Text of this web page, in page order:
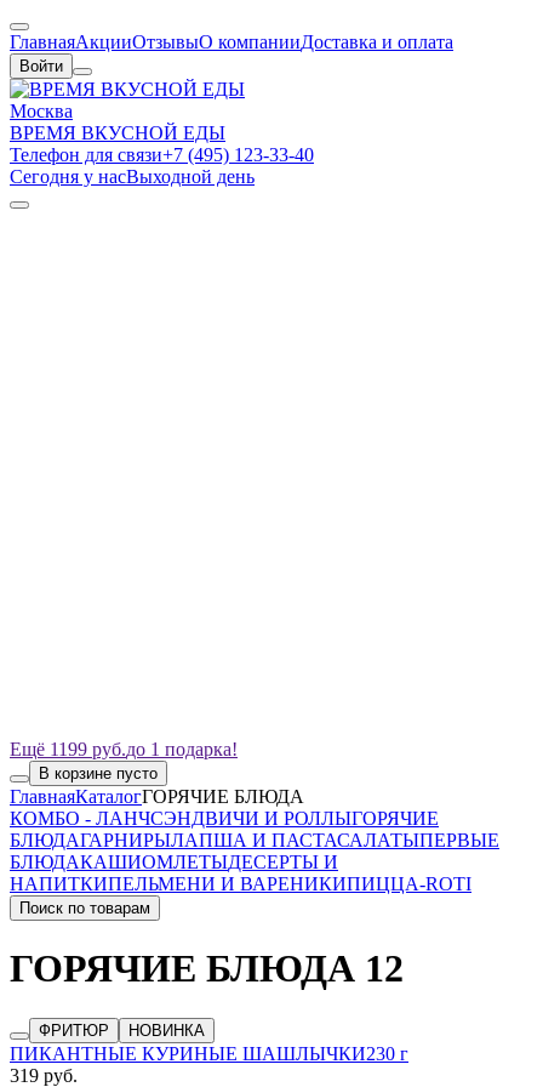
ГлавнаяАкцииОтзывыО компанииДоставка и оплата
Войти
Москва
ВРЕМЯ ВКУСНОЙ ЕДЫ
Телефон для связи+7 (495) 123-33-40
Сегодня у насВыходной день
Ещё 1199 руб.до 1 подарка!
В корзине пусто
ГлавнаяКаталогГОРЯЧИЕ БЛЮДА
КОМБО - ЛАНЧСЭНДВИЧИ И РОЛЛЫГОРЯЧИЕ
БЛЮДАГАРНИРЫЛАПША И ПАСТАСАЛАТЫПЕРВЫЕ
БЛЮДАКАШИОМЛЕТЫДЕСЕРТЫ И
НАПИТКИПЕЛЬМЕНИ И ВАРЕНИКИПИЦЦА-ROTI
Поиск по товарам
ГОРЯЧИЕ БЛЮДА 12
ФРИТЮР НОВИНКА
ПИКАНТНЫЕ КУРИНЫЕ ШАШЛЫЧКИ230 г
319 руб.